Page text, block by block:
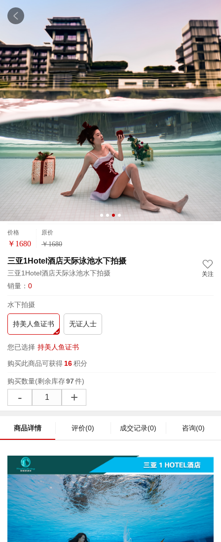
价格
￥ 1680
原价
￥1680
三亚1Hotel酒店天际泳池水下拍摄
三亚1Hotel酒店天际泳池水下拍摄 关注
销量： 0
水下拍摄
持美人鱼证书 无证人士
您已选择 持美人鱼证书
购买此商品可获得 16积分
购买数量(剩余库存97件)
- +
商品详情 评价(0) 成交记录(0) 咨询(0)